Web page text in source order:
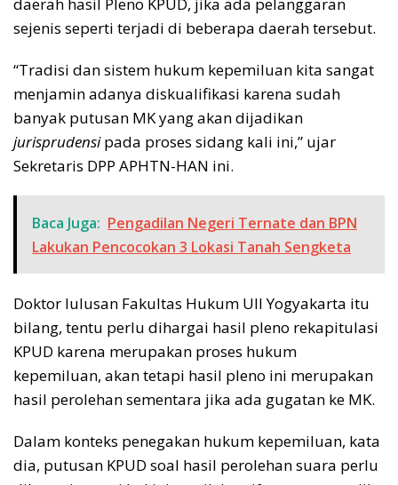
sejenis seperti terjadi di beberapa daerah tersebut.
“Tradisi dan sistem hukum kepemiluan kita sangat
menjamin adanya diskualifikasi karena sudah
banyak putusan MK yang akan dijadikan
jurisprudensipada proses sidang kali ini,” ujar
Sekretaris DPP APHTN-HAN ini.
Baca Juga: Pengadilan Negeri Ternate dan BPN
Lakukan Pencocokan 3 Lokasi Tanah Sengketa
Doktor lulusan Fakultas Hukum UII Yogyakarta itu
bilang, tentu perlu dihargai hasil pleno rekapitulasi
KPUD karena merupakan proses hukum
kepemiluan, akan tetapi hasil pleno ini merupakan
hasil perolehan sementara jika ada gugatan ke MK.
Dalam konteks penegakan hukum kepemiluan, kata
dia, putusan KPUD soal hasil perolehan suara perlu